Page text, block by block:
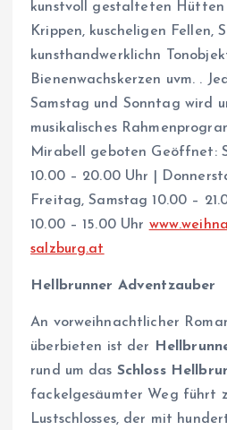
kunstvoll gestalteten
Krippen, kuscheligen Fellen,
kunsthandwerklichn
Bienenwachskerzen uvm. .
Samstag und Sonntag wird
musikalisches
Mirabell geboten Geöffnet:
10.00 – 20.00 Uhr |
Freitag, Samstag 10.00 –
10.00 – 15.00 Uhr
salzburg.at
Hellbrunner Adventzauber
An vorweihnachtlicher
überbieten ist der
rund um das Schloss
fackelgesäumter Weg führt
Lustschlosses, der mit